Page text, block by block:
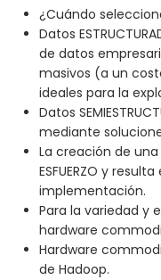
¿Cuándo
Datos
de datos
masivos (a un
ideales para la
Datos
mediante
La creación de una
ESFUERZO y
implementación.
Para la variedad y
hardware
Hardware
de Hadoop.